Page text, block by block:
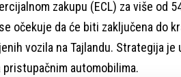
zakupu (ECL) za više od
očekuje da će biti zaključena do
vozila na Tajlandu. Strategija
automobilima.